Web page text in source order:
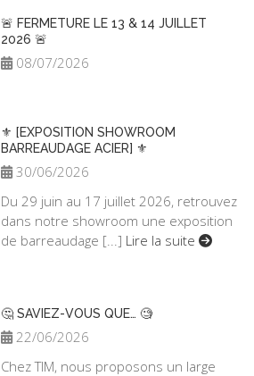
🚨 FERMETURE LE 13 & 14 JUILLET
2026 🚨
08/07/2026
⚜️ [EXPOSITION SHOWROOM
BARREAUDAGE ACIER] ⚜️
30/06/2026
Du 29 juin au 17 juillet 2026, retrouvez
dans notre showroom une exposition
de barreaudage [...] Lire la suite
🤔 SAVIEZ-VOUS QUE… 🧐
22/06/2026
Chez TIM, nous proposons un large